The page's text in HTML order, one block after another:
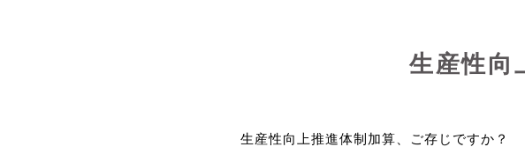
生産性向
生産性向上推進体制加算、ご存じですか？